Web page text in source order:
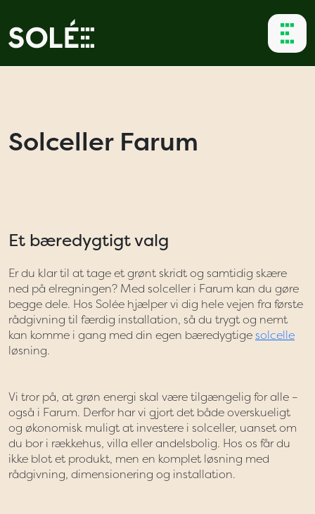
Solceller Farum
Et bæredygtigt valg
Er du klar til at tage et grønt skridt og samtidig skære
ned på elregningen? Med solceller i Farum kan du gøre
begge dele. Hos Solée hjælper vi dig hele vejen fra første
rådgivning til færdig installation, så du trygt og nemt
kan komme i gang med din egen bæredygtige solcelle
løsning.
Vi tror på, at grøn energi skal være tilgængelig for alle –
også i Farum. Derfor har vi gjort det både overskueligt
og økonomisk muligt at investere i solceller, uanset om
du bor i rækkehus, villa eller andelsbolig. Hos os får du
ikke blot et produkt, men en komplet løsning med
rådgivning, dimensionering og installation.